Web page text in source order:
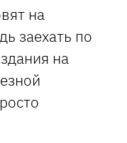
на
заехать по
на